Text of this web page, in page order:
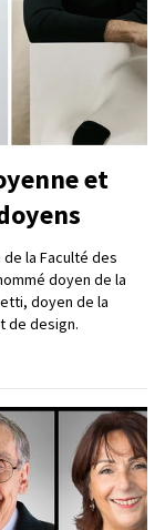
et
la Faculté des
doyen de la
doyen de la
de design.